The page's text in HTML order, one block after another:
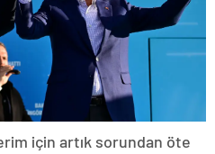
için artık sorundan öte